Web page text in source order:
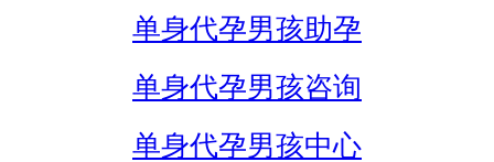
单身代孕男孩助孕
单身代孕男孩咨询
单身代孕男孩中心